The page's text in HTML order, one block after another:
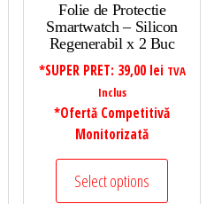
Folie de Protectie
Smartwatch – Silicon
Regenerabil x 2 Buc
*SUPER PRET: 39,00 lei TVA
Inclus
*Ofertă Competitivă
Monitorizată
Select options